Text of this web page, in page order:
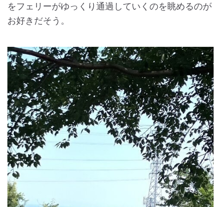
をフェリーがゆっくり通過していくのを眺めるのが
お好きだそう。